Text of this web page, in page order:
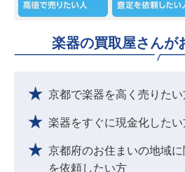
楽器の買取屋さんが
京都で楽器を高く売りたい
楽器をすぐに現金化したい
京都府のお住まいの地域
を依頼したい方